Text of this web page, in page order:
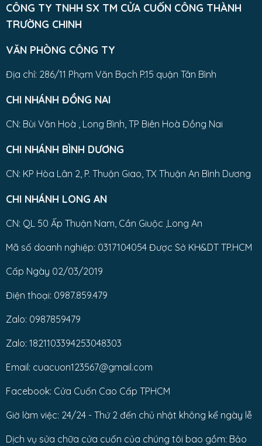
CÔNG TY TNHH SX TM CỬA CUỐN CÔNG THÀNH
TRƯỜNG CHINH
VĂN PHÒNG CÔNG TY
Địa chỉ: 286/11 Phạm Văn Bạch P.15 quận Tân Bình
CHI NHÁNH ĐỒNG NAI
CN: Bùi Văn Hoà , Long Bình, TP Biên Hoà Đồng Nai
CHI NHÁNH BÌNH DƯƠNG
CN: KP Hòa Lân 2, P. Thuận Giao, TX Thuận An Bình Dương
CHI NHÁNH LONG AN
CN: QL 50 Ấp Thuận Nam, Cần Giuộc ,Long An
Mã số doanh nghiệp: 0317104054 Được Sở KH&DT TP.HCM
Cấp Ngày 02/03/2019
Điện thoại: 0987.859.479
Zalo: 0987859479
Zalo: 1821103394253048303
Email: cuacuon123567@gmail.com
Facebook: Cửa Cuốn Cao Cấp TPHCM
Giờ làm việc: 24/24 - Thứ 2 đến chủ nhật không kể ngày lễ
Dịch vụ sửa chữa cửa cuốn của chúng tôi bao gồm: Bảo